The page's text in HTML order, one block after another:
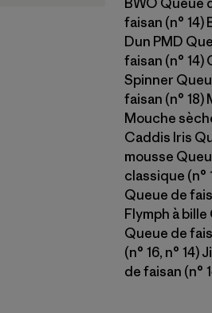
faisan (n° 14)
Dun PMD
faisan (n° 14)
Spinner
faisan (n° 18)
Mouche
Caddis Iris
mousse
classique (n°
Queue de
Flymph à bille
Queue de
(n° 16, n° 14)
de faisan (n°